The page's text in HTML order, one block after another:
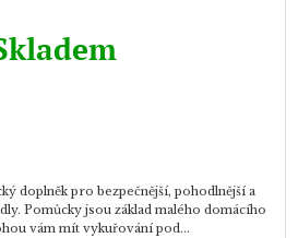
doplněk pro bezpečnější, pohodlnější a
Pomůcky jsou základ malého domácího
vám mít vykuřování pod...